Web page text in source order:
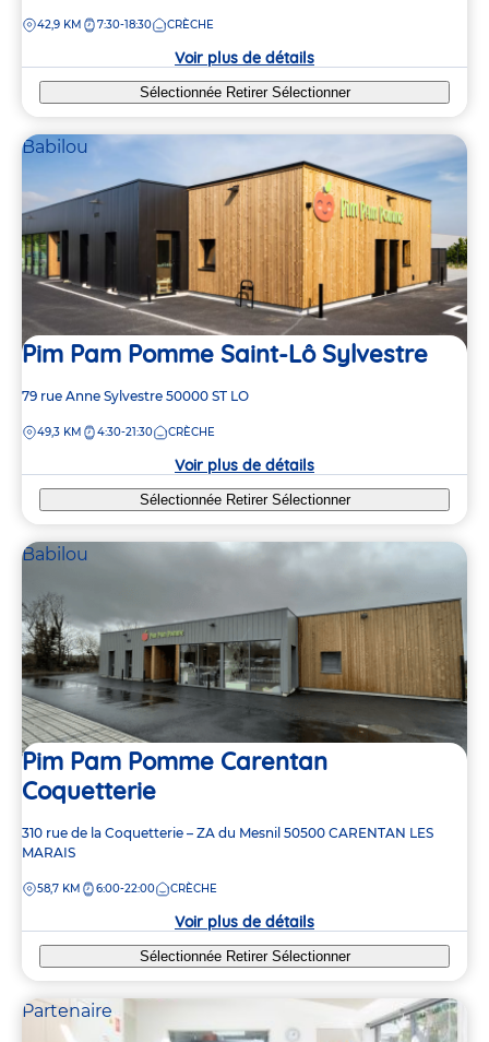
la
DISTANCE
42,9 KM 7:30-18:30 CRÈCHE
Voir plus de détails
Sélectionnée Retirer Sélectionner
Babilou
Pim Pam Pomme Saint-Lô Sylvestre
Adresse
la
79 rue Anne Sylvestre 50000 ST LO
DISTANCE
49,3 KM 4:30-21:30 CRÈCHE
Voir plus de détails
Sélectionnée Retirer Sélectionner
Babilou
Pim Pam Pomme Carentan
Coquetterie
Adresse
de
crèche
310 rue de la Coquetterie – ZA du Mesnil 50500 CARENTAN LES
MARAIS
DISTANCE
58,7 KM 6:00-22:00 CRÈCHE
Voir plus de détails
Sélectionnée Retirer Sélectionner
Partenaire